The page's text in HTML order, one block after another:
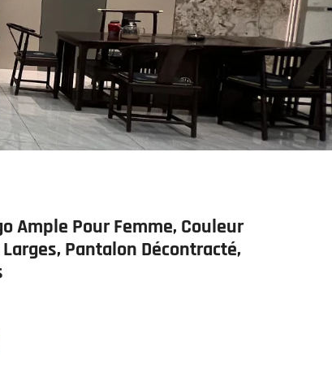
Ample Pour Femme, Couleur
Pantalon Décontracté,